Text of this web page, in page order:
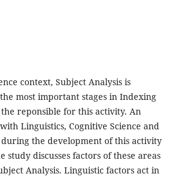
context, Subject Analysis is
most important stages in Indexing
reponsible for this activity. An
Linguistics, Cognitive Science and
during the development of this activity
study discusses factors of these areas
Analysis. Linguistic factors act in